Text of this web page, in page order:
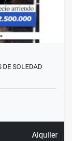
SOLEDAD
Alquiler